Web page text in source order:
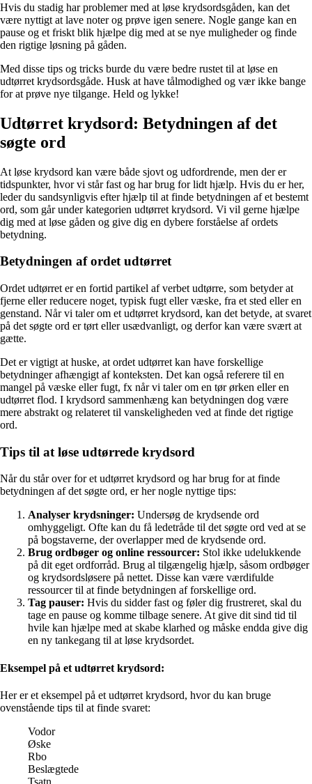
Hvis du stadig har problemer med at løse krydsordsgåden, kan det
være nyttigt at lave noter og prøve igen senere. Nogle gange kan en
pause og et friskt blik hjælpe dig med at se nye muligheder og finde
den rigtige løsning på gåden.
Med disse tips og tricks burde du være bedre rustet til at løse en
udtørret krydsordsgåde. Husk at have tålmodighed og vær ikke bange
for at prøve nye tilgange. Held og lykke!
Udtørret krydsord: Betydningen af det
søgte ord
At løse krydsord kan være både sjovt og udfordrende, men der er
tidspunkter, hvor vi står fast og har brug for lidt hjælp. Hvis du er her,
leder du sandsynligvis efter hjælp til at finde betydningen af et bestemt
ord, som går under kategorien udtørret krydsord. Vi vil gerne hjælpe
dig med at løse gåden og give dig en dybere forståelse af ordets
betydning.
Betydningen af ordet udtørret
Ordet udtørret er en fortid partikel af verbet udtørre, som betyder at
fjerne eller reducere noget, typisk fugt eller væske, fra et sted eller en
genstand. Når vi taler om et udtørret krydsord, kan det betyde, at svaret
på det søgte ord er tørt eller usædvanligt, og derfor kan være svært at
gætte.
Det er vigtigt at huske, at ordet udtørret kan have forskellige
betydninger afhængigt af konteksten. Det kan også referere til en
mangel på væske eller fugt, fx når vi taler om en tør ørken eller en
udtørret flod. I krydsord sammenhæng kan betydningen dog være
mere abstrakt og relateret til vanskeligheden ved at finde det rigtige
ord.
Tips til at løse udtørrede krydsord
Når du står over for et udtørret krydsord og har brug for at finde
betydningen af det søgte ord, er her nogle nyttige tips:
Analyser krydsninger: Undersøg de krydsende ord
omhyggeligt. Ofte kan du få ledetråde til det søgte ord ved at se
på bogstaverne, der overlapper med de krydsende ord.
Brug ordbøger og online ressourcer: Stol ikke udelukkende
på dit eget ordforråd. Brug al tilgængelig hjælp, såsom ordbøger
og krydsordsløsere på nettet. Disse kan være værdifulde
ressourcer til at finde betydningen af forskellige ord.
Tag pauser: Hvis du sidder fast og føler dig frustreret, skal du
tage en pause og komme tilbage senere. At give dit sind tid til
hvile kan hjælpe med at skabe klarhed og måske endda give dig
en ny tankegang til at løse krydsordet.
Eksempel på et udtørret krydsord:
Her er et eksempel på et udtørret krydsord, hvor du kan bruge
ovenstående tips til at finde svaret:
Vodor
Øske
Rbo
Beslægtede
Tsatn